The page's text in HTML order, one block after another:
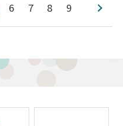
6 7 8 9 次へ